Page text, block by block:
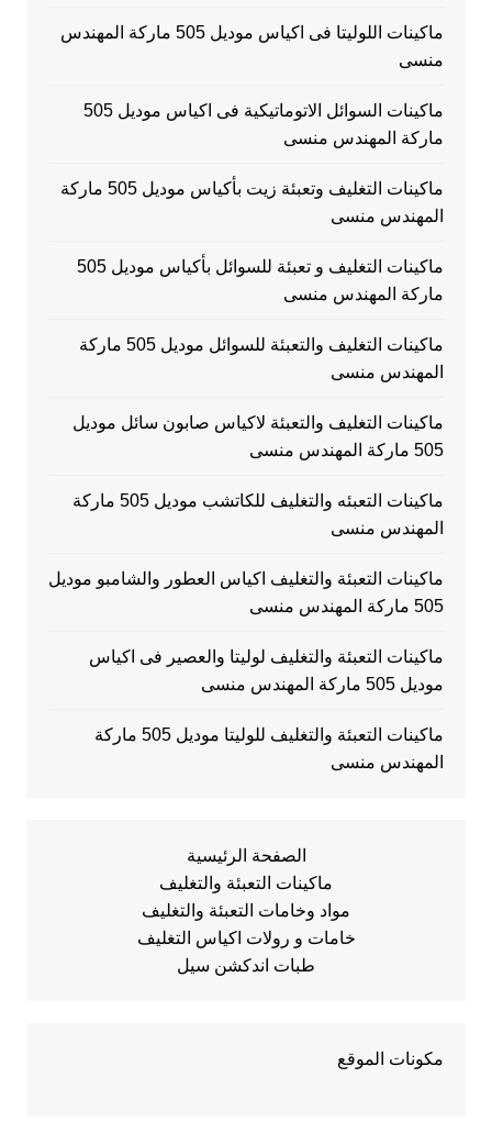
ماكينات اللوليتا فى اكياس موديل 505 ماركة المهندس
منسى
ماكينات السوائل الاتوماتيكية فى اكياس موديل 505
ماركة المهندس منسى
ماكينات التغليف وتعبئة زيت بأكياس موديل 505 ماركة
المهندس منسى
ماكينات التغليف و تعبئة للسوائل بأكياس موديل 505
ماركة المهندس منسى
ماكينات التغليف والتعبئة للسوائل موديل 505 ماركة
المهندس منسى
ماكينات التغليف والتعبئة لاكياس صابون سائل موديل
505 ماركة المهندس منسى
ماكينات التعبئه والتغليف للكاتشب موديل 505 ماركة
المهندس منسى
ماكينات التعبئة والتغليف اكياس العطور والشامبو موديل
505 ماركة المهندس منسى
ماكينات التعبئة والتغليف لوليتا والعصير فى اكياس
موديل 505 ماركة المهندس منسى
ماكينات التعبئة والتغليف للوليتا موديل 505 ماركة
المهندس منسى
الصفحة الرئيسية
ماكينات التعبئة والتغليف
مواد وخامات التعبئة والتغليف
خامات و رولات اكياس التغليف
طبات اندكشن سيل
مكونات الموقع